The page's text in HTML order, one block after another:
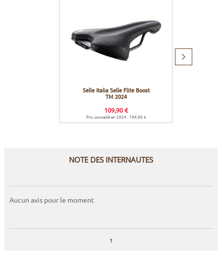
Selle Italia Selle Flite Boost
TM 2024
109,90 €
Prix conseillé en 2024 : 164,90 €
Produit
NOTE DES INTERNAUTES
Aucun avis pour le moment
1